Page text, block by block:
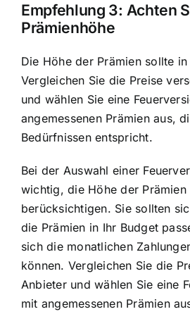
Empfehlung 3: Achten
Prämienhöhe
Die Höhe der Prämien sollte
Vergleichen Sie die Preise
und wählen Sie eine
angemessenen Prämien aus,
Bedürfnissen entspricht.
Bei der Auswahl einer
wichtig, die Höhe der Prämien
berücksichtigen. Sie sollten
die Prämien in Ihr Budget
sich die monatlichen
können. Vergleichen Sie die
Anbieter und wählen Sie eine
mit angemessenen Prämien